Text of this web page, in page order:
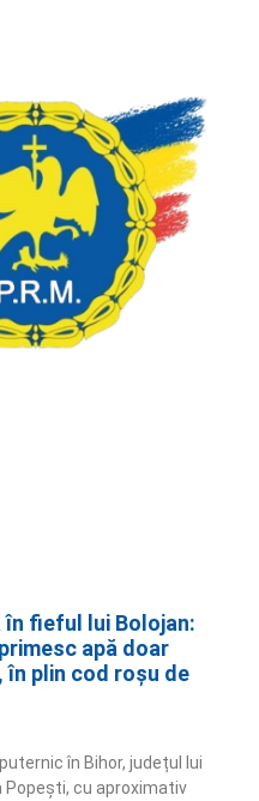
în fieful lui Bolojan:
apă doar
în plin cod roșu de
în Bihor, județul lui
Popești, cu aproximativ